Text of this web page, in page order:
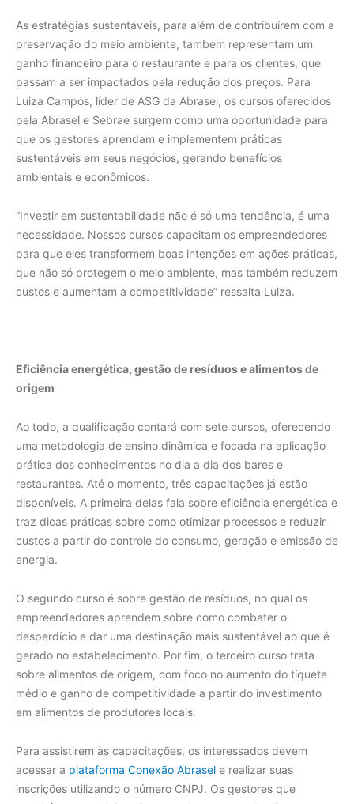
As estratégias sustentáveis, para além de contribuírem com a
preservação do meio ambiente, também representam um
ganho financeiro para o restaurante e para os clientes, que
passam a ser impactados pela redução dos preços. Para
Luiza Campos, líder de ASG da Abrasel, os cursos oferecidos
pela Abrasel e Sebrae surgem como uma oportunidade para
que os gestores aprendam e implementem práticas
sustentáveis em seus negócios, gerando benefícios
ambientais e econômicos.
“Investir em sustentabilidade não é só uma tendência, é uma
necessidade. Nossos cursos capacitam os empreendedores
para que eles transformem boas intenções em ações práticas,
que não só protegem o meio ambiente, mas também reduzem
custos e aumentam a competitividade” ressalta Luiza.
Eficiência energética, gestão de resíduos e alimentos de
origem
Ao todo, a qualificação contará com sete cursos, oferecendo
uma metodologia de ensino dinâmica e focada na aplicação
prática dos conhecimentos no dia a dia dos bares e
restaurantes. Até o momento, três capacitações já estão
disponíveis. A primeira delas fala sobre eficiência energética e
traz dicas práticas sobre como otimizar processos e reduzir
custos a partir do controle do consumo, geração e emissão de
energia.
O segundo curso é sobre gestão de resíduos, no qual os
empreendedores aprendem sobre como combater o
desperdício e dar uma destinação mais sustentável ao que é
gerado no estabelecimento. Por fim, o terceiro curso trata
sobre alimentos de origem, com foco no aumento do tíquete
médio e ganho de competitividade a partir do investimento
em alimentos de produtores locais.
Para assistirem às capacitações, os interessados devem
acessar a plataforma Conexão Abrasel e realizar suas
inscrições utilizando o número CNPJ. Os gestores que